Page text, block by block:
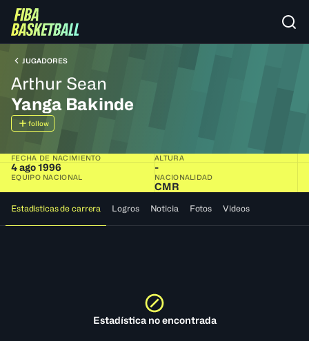
JUGADORES
Arthur Sean
Yanga Bakinde
follow
FECHA DE NACIMIENTO
4 ago 1996
ALTURA
-
EQUIPO NACIONAL NACIONALIDAD
CMR
Estadísticas de carrera Logros Noticia Fotos Videos
Estadística no encontrada